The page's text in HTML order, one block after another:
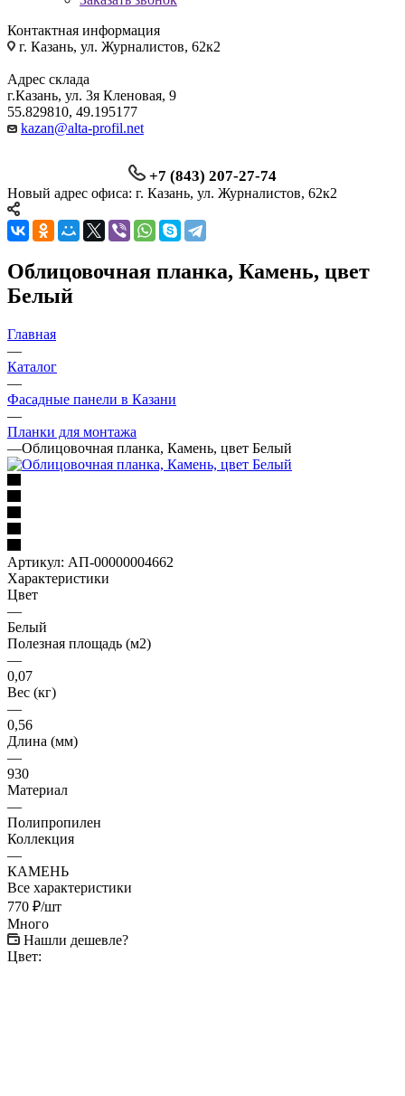
Контактная информация
г. Казань, ул. Журналистов, 62к2
Адрес склада
г.Казань, ул. 3я Кленовая, 9
55.829810, 49.195177
kazan@alta-profil.net
+7 (843) 207-27-74
Новый адрес офиса: г. Казань, ул. Журналистов, 62к2
Облицовочная планка, Камень, цвет
Белый
Главная
—
Каталог
—
Фасадные панели в Казани
—
Планки для монтажа
—Облицовочная планка, Камень, цвет Белый
Артикул: АП-00000004662
Характеристики
Цвет
—
Белый
Полезная площадь (м2)
—
0,07
Вес (кг)
—
0,56
Длина (мм)
—
930
Материал
—
Полипропилен
Коллекция
—
КАМЕНЬ
Все характеристики
770 ₽/шт
Много
Нашли дешевле?
Цвет: